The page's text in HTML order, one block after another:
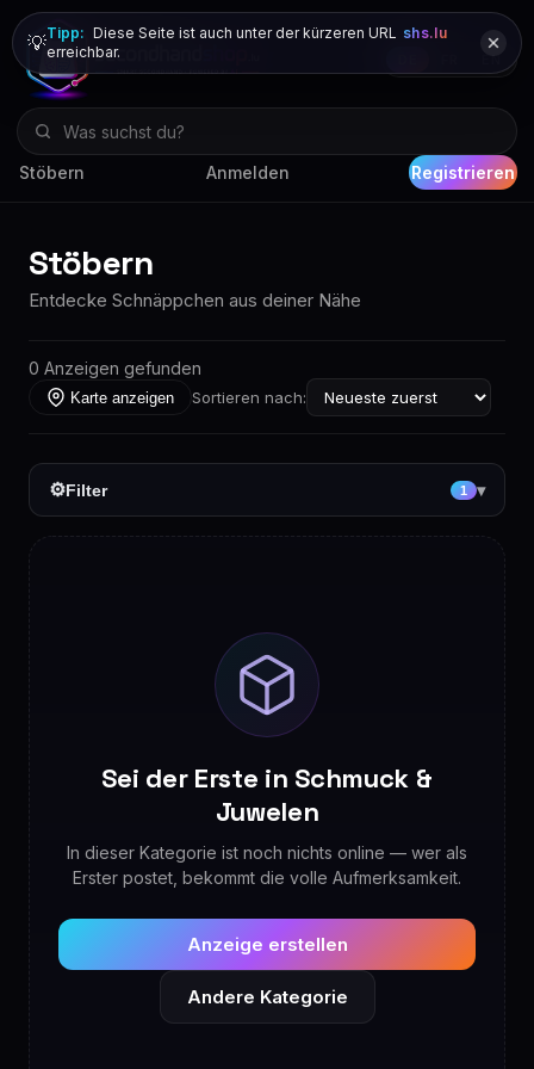
Stöbern Anmelden Registrieren
💡Tipp: Diese Seite ist auch unter der kürzeren URL shs.lu
erreichbar.
Stöbern
Entdecke Schnäppchen aus deiner Nähe
0 Anzeigen gefunden
Karte anzeigen Sortieren nach:
⚙Filter 1 ▾
Sei der Erste in Schmuck &
Juwelen
In dieser Kategorie ist noch nichts online — wer als
Erster postet, bekommt die volle Aufmerksamkeit.
Anzeige erstellen
Andere Kategorie